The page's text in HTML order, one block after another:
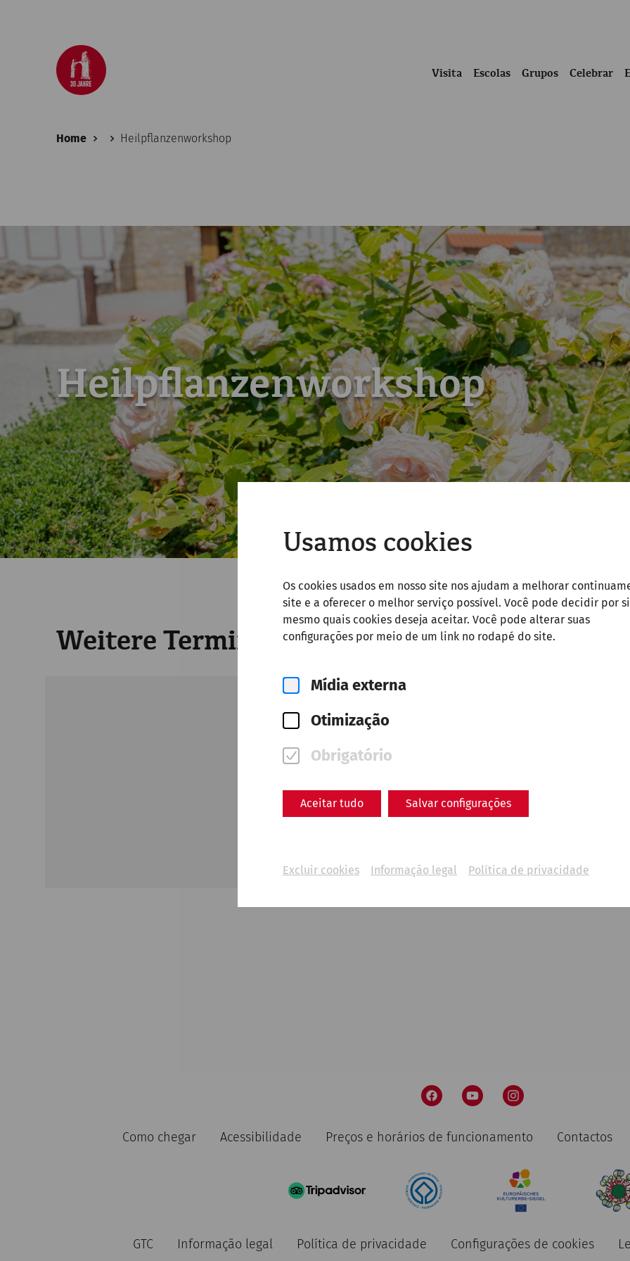
Usamos cookies
Os cookies usados em nosso site nos ajudam a melhorar
site e a oferecer o melhor serviço possível. Você pode decidir por si
mesmo quais cookies deseja aceitar. Você pode alterar suas
configurações por meio de um link no rodapé do site.
Mídia externa
Otimização
Obrigatório
Aceitar tudo Salvar configurações
Excluir cookies Informação legal Política de privacidade
Visita Escolas Grupos Celebrar
Home Heilpflanzenworkshop
Heilpflanzenworkshop
Weitere Termine
Unfortunately, there are no upcoming
Programa e ingressos
Como chegar Acessibilidade Preços e horários de funcionamento Contactos
GTC Informação legal Política de privacidade Configurações de cookies